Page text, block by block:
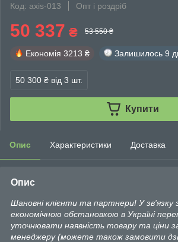
Код: axis-013
Опт і роздріб
50 337 ₴ 53 550 ₴
Економія 3213 ₴ Залишилось 9
50 300 ₴ від 3 шт.
Купити
Опис Характеристики Доставка
Опис
Шановні клієнти та партнери! У зв'язку
економічною обстановкою в Україні
уточнювати наявність товару та ціни
менеджеру (можете також замовити